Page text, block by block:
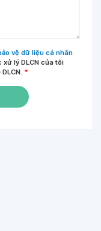
vệ dữ liệu cá nhân
xử lý DLCN của tôi
*